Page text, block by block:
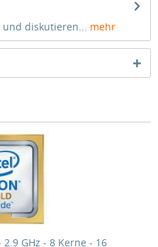
und diskutieren... mehr
GHz - 8 Kerne - 16